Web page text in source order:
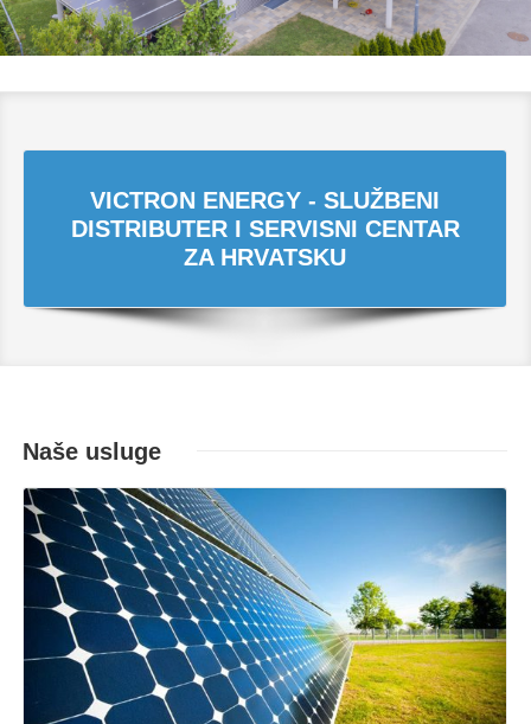
VICTRON ENERGY - SLUŽBENI
DISTRIBUTER I SERVISNI CENTAR
ZA HRVATSKU
Naše usluge
Opširnije